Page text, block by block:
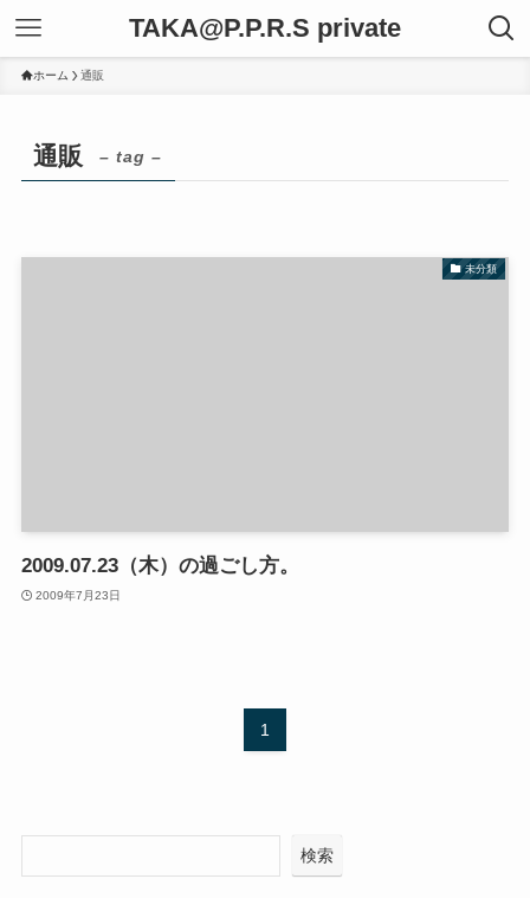
TAKA@P.P.R.S private
ホーム 通販
通販 – tag –
未分類
2009.07.23（木）の過ごし方。
2009年7月23日
1
検索